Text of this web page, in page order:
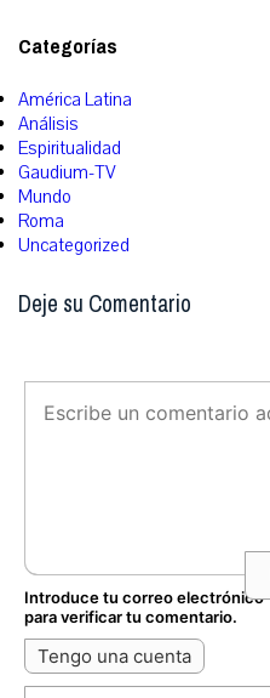
Categorías
América Latina
Análisis
Espiritualidad
Gaudium-TV
Mundo
Roma
Uncategorized
Deje su Comentario
Introduce tu correo electrónico
para verificar tu comentario.
Tengo una cuenta